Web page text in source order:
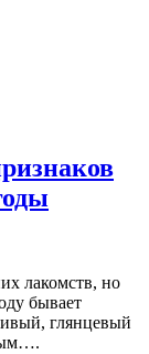
лакомств, но
бывает
глянцевый